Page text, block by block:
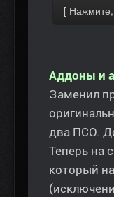
Аддоны и
Заменил
два ПСО.
Теперь на
который